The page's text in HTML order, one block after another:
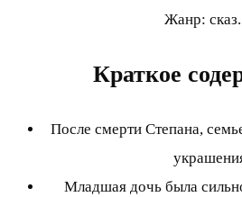
Жанр: сказ.
Краткое
После смерти Степана,
Младшая дочь была